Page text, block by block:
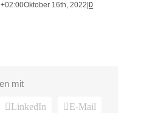
Oktober 16th, 2022 0
mit
LinkedIn E-Mail